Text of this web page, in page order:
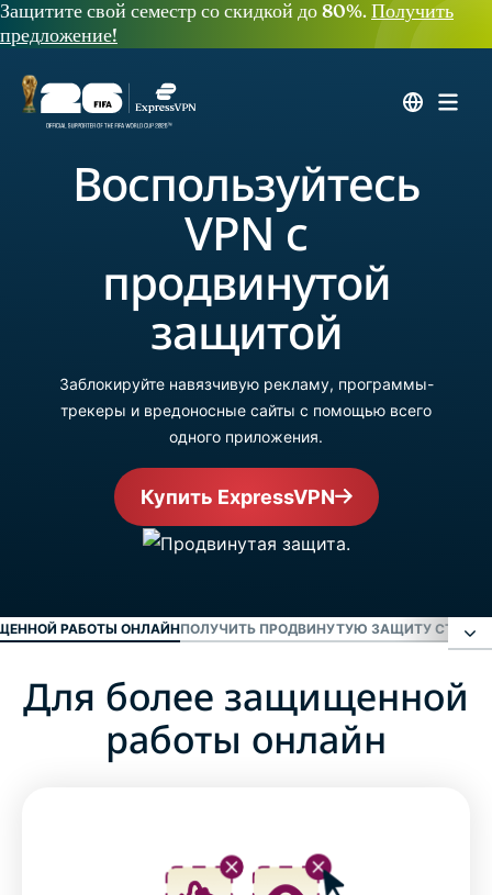
Защитите свой семестр со скидкой до 80%.Получить
предложение!
Воспользуйтесь
VPN с
продвинутой
защитой
Заблокируйте навязчивую рекламу, программы-
трекеры и вредоносные сайты с помощью всего
одного приложения.
Купить ExpressVPN
РАБОТЫ ОНЛАЙНПОЛУЧИТЬ ПРОДВИНУТУЮ ЗАЩИТУ СТАЛО
Для более защищенной работы онлайн
Получить продвинутую защиту стало проще
Для более защищенной
работы онлайн